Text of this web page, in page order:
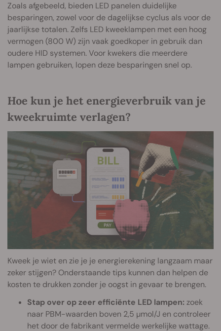
Zoals afgebeeld, bieden LED panelen duidelijke
besparingen, zowel voor de dagelijkse cyclus als voor de
jaarlijkse totalen. Zelfs LED kweeklampen met een hoog
vermogen (800 W) zijn vaak goedkoper in gebruik dan
oudere HID systemen. Voor kwekers die meerdere
lampen gebruiken, lopen deze besparingen snel op.
Hoe kun je het energieverbruik van je
kweekruimte verlagen?
Kweek je wiet en zie je je energierekening langzaam maar
zeker stijgen? Onderstaande tips kunnen dan helpen de
kosten te drukken zonder je oogst in gevaar te brengen.
Stap over op zeer efficiënte LED lampen: zoek
naar PBM-waarden boven 2,5 µmol/J en controleer
het door de fabrikant vermelde werkelijke wattage.